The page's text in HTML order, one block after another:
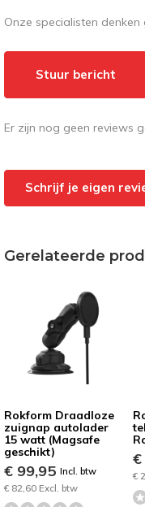
Onze specialisten
Stuur bericht
Er zijn nog geen reviews
Schrijf je eigen
Gerelateerde
Rokform Draadloze
zuignap autolader
15 watt (Magsafe
geschikt)
€ 99,95Incl. btw
€ 82,60 Excl. btw
€
€